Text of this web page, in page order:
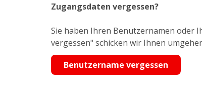
Zugangsdaten vergessen?
Sie haben Ihren Benutzernamen oder
vergessen" schicken wir Ihnen
Benutzername vergessen